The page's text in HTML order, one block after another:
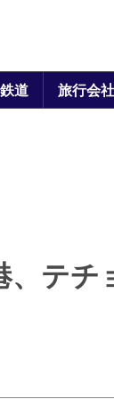
鉄道 旅行会社
テチ